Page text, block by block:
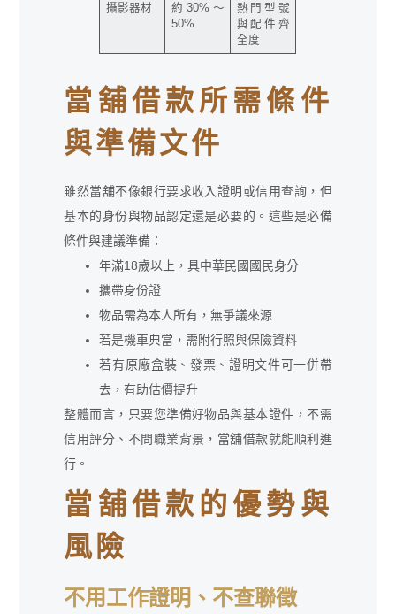
攝影器材
約30%～
50%
熱門型號
與配件齊
全度
當舖借款所需條件
與準備文件
雖然當舖不像銀行要求收入證明或信用查詢，但
基本的身份與物品認定還是必要的。這些是必備
條件與建議準備：
年滿18歲以上，具中華民國國民身分
攜帶身份證
物品需為本人所有，無爭議來源
若是機車典當，需附行照與保險資料
若有原廠盒裝、發票、證明文件可一併帶
去，有助估價提升
整體而言，只要您準備好物品與基本證件，不需
信用評分、不問職業背景，當舖借款就能順利進
行。
當舖借款的優勢與
風險
不用工作證明、不查聯徵